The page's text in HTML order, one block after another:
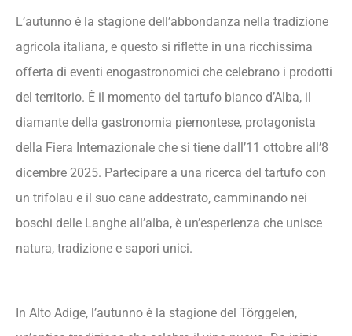
L’autunno è la stagione dell’abbondanza nella tradizione
agricola italiana, e questo si riflette in una ricchissima
offerta di eventi enogastronomici che celebrano i prodotti
del territorio. È il momento del tartufo bianco d’Alba, il
diamante della gastronomia piemontese, protagonista
della Fiera Internazionale che si tiene dall’11 ottobre all’8
dicembre 2025. Partecipare a una ricerca del tartufo con
un trifolau e il suo cane addestrato, camminando nei
boschi delle Langhe all’alba, è un’esperienza che unisce
natura, tradizione e sapori unici.
In Alto Adige, l’autunno è la stagione del Törggelen,